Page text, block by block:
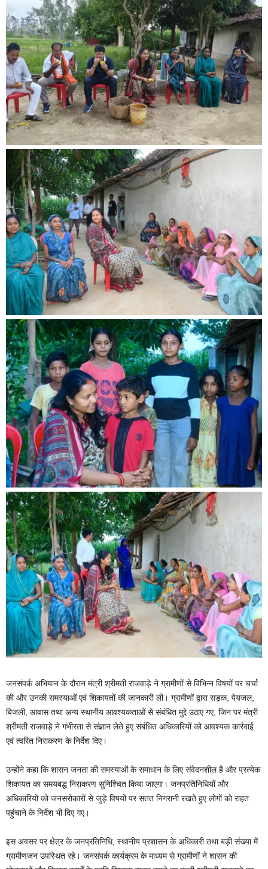
जनसंपर्क अभियान के दौरान मंत्री श्रीमती राजवाड़े ने ग्रामीणों से विभिन्न विषयों पर चर्चा
की और उनकी समस्याओं एवं शिकायतों की जानकारी ली। ग्रामीणों द्वारा सड़क, पेयजल,
बिजली, आवास तथा अन्य स्थानीय आवश्यकताओं से संबंधित मुद्दे उठाए गए, जिन पर मंत्री
श्रीमती राजवाड़े ने गंभीरता से संज्ञान लेते हुए संबंधित अधिकारियों को आवश्यक कार्रवाई
एवं त्वरित निराकरण के निर्देश दिए।
उन्होंने कहा कि शासन जनता की समस्याओं के समाधान के लिए संवेदनशील है और प्रत्येक
शिकायत का समयबद्ध निराकरण सुनिश्चित किया जाएगा। जनप्रतिनिधियों और
अधिकारियों को जनसरोकारों से जुड़े विषयों पर सतत निगरानी रखते हुए लोगों को राहत
पहुंचाने के निर्देश भी दिए गए।
इस अवसर पर क्षेत्र के जनप्रतिनिधि, स्थानीय प्रशासन के अधिकारी तथा बड़ी संख्या में
ग्रामीणजन उपस्थित रहे। जनसंपर्क कार्यक्रम के माध्यम से ग्रामीणों ने शासन की